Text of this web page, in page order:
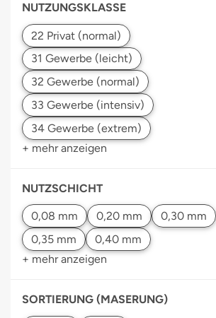
NUTZUNGSKLASSE
+ mehr anzeigen
NUTZSCHICHT
+ mehr anzeigen
SORTIERUNG (MASERUNG)